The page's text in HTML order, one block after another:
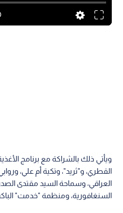
ويأتي ذلك بالشراكة مع برنامج
القطري، و"ثريد"، وتكية أم علي،
العراقي، وسماحة السيد مقتدى
السنغافورية، ومنظمة "خدمت"